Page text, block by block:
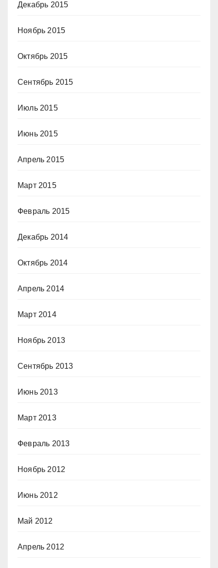
Декабрь 2015
Ноябрь 2015
Октябрь 2015
Сентябрь 2015
Июль 2015
Июнь 2015
Апрель 2015
Март 2015
Февраль 2015
Декабрь 2014
Октябрь 2014
Апрель 2014
Март 2014
Ноябрь 2013
Сентябрь 2013
Июнь 2013
Март 2013
Февраль 2013
Ноябрь 2012
Июнь 2012
Май 2012
Апрель 2012